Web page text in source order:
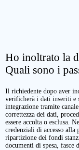
Ho inoltrato la
Quali sono i
Il richiedente dopo aver
verificherà i dati inseriti e
integrazione tramite
correttezza dei dati,
essere accolta o esclusa.
credenziali di accesso alla
ripartizione dei fondi
documenti di spesa, fasce